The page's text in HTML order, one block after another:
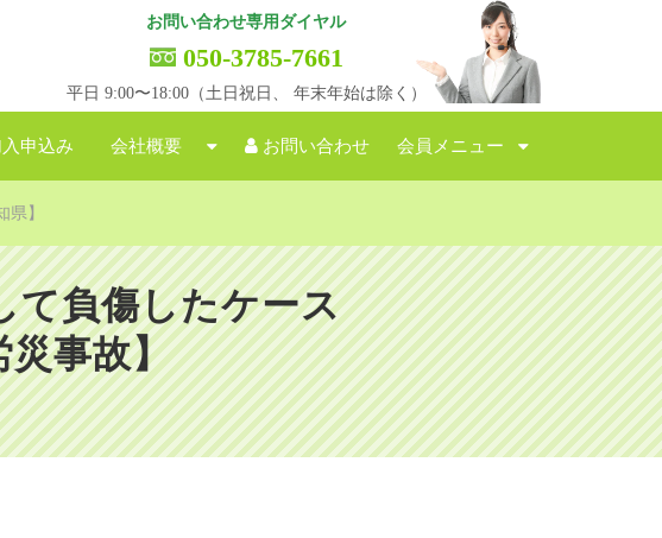
お問い合わせ専用ダイヤル
050-3785-7661
平日 9:00〜18:00（土日祝日、 年末年始は除く）
入申込み 会社概要 お問い合わせ 会員メニュー
】
て負傷したケース
事故】